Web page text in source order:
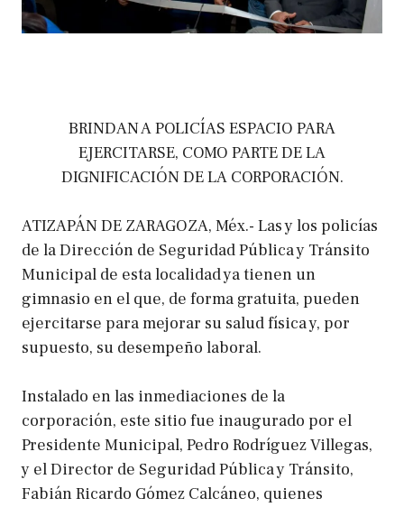
BRINDAN A POLICÍAS ESPACIO PARA
EJERCITARSE, COMO PARTE DE LA
DIGNIFICACIÓN DE LA CORPORACIÓN.
ATIZAPÁN DE ZARAGOZA, Méx.- Las y los policías
de la Dirección de Seguridad Pública y Tránsito
Municipal de esta localidad ya tienen un
gimnasio en el que, de forma gratuita, pueden
ejercitarse para mejorar su salud física y, por
supuesto, su desempeño laboral.
Instalado en las inmediaciones de la
corporación, este sitio fue inaugurado por el
Presidente Municipal, Pedro Rodríguez Villegas,
y el Director de Seguridad Pública y Tránsito,
Fabián Ricardo Gómez Calcáneo, quienes